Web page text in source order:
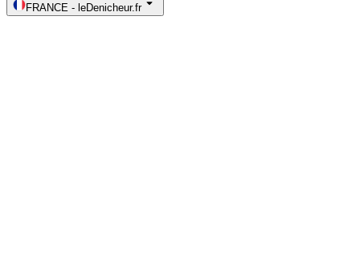
FRANCE - leDenicheur.fr